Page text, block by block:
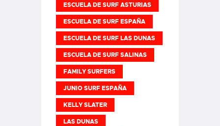
ESCUELA DE SURF ASTURIAS
ESCUELA DE SURF ESPAÑA
ESCUELA DE SURF LAS DUNAS
ESCUELA DE SURF SALINAS
FAMILY SURFERS
JUNIO SURF ESPAÑA
KELLY SLATER
LAS DUNAS